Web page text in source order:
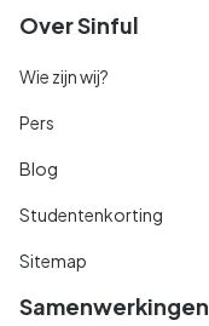
Over Sinful
Wie zijn wij?
Pers
Blog
Studentenkorting
Sitemap
Samenwerkingen